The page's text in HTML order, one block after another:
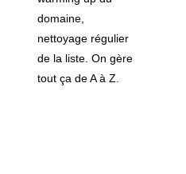
domaine,
nettoyage régulier
de la liste. On gère
tout ça de A à Z.